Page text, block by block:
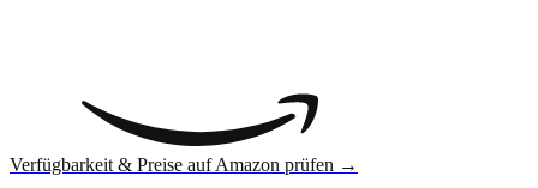
Verfügbarkeit & Preise auf Amazon prüfen →